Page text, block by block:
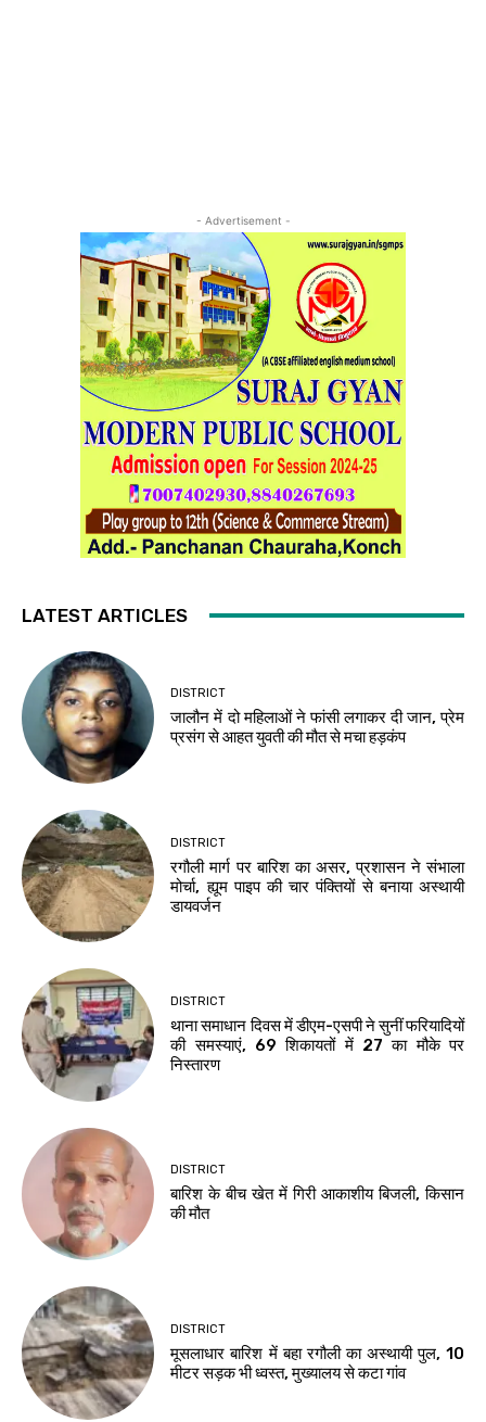
- Advertisement -
LATEST ARTICLES
DISTRICT
जालौन में दो महिलाओं ने फांसी लगाकर दी जान, प्रेम
प्रसंग से आहत युवती की मौत से मचा हड़कंप
DISTRICT
रगौली मार्ग पर बारिश का असर, प्रशासन ने संभाला
मोर्चा, ह्यूम पाइप की चार पंक्तियों से बनाया अस्थायी
डायवर्जन
DISTRICT
थाना समाधान दिवस में डीएम-एसपी ने सुनीं फरियादियों
की समस्याएं, 69 शिकायतों में 27 का मौके पर
निस्तारण
DISTRICT
बारिश के बीच खेत में गिरी आकाशीय बिजली, किसान
की मौत
DISTRICT
मूसलाधार बारिश में बहा रगौली का अस्थायी पुल, 10
मीटर सड़क भी ध्वस्त, मुख्यालय से कटा गांव